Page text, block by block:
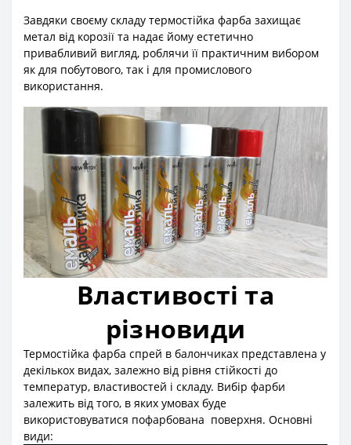
Завдяки своєму складу термостійка фарба захищає
метал від корозії та надає йому естетично
привабливий вигляд, роблячи її практичним вибором
як для побутового, так і для промислового
використання.
Властивості та
різновиди
Термостійка фарба спрей в балончиках представлена у
декількох видах, залежно від рівня стійкості до
температур, властивостей і складу. Вибір фарби
залежить від того, в яких умовах буде
використовуватися пофарбована поверхня. Основні
види: